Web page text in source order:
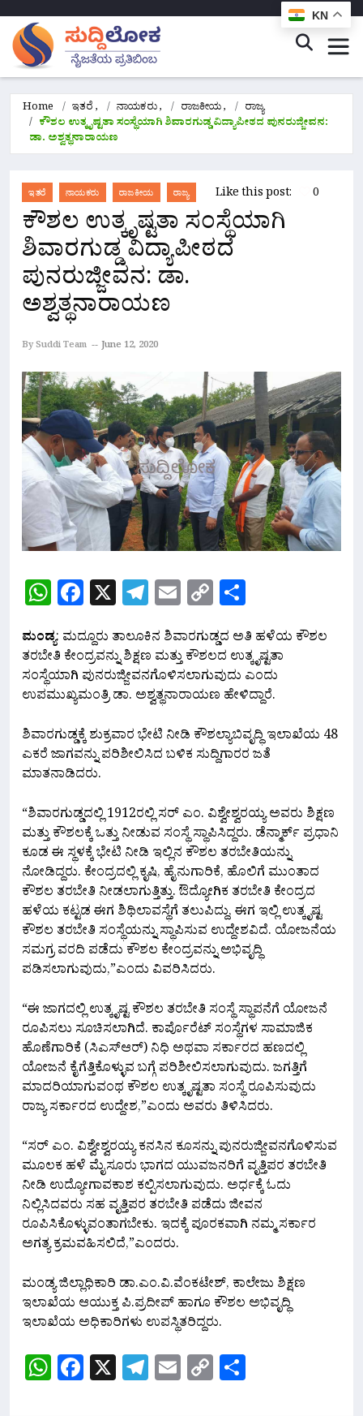
Home ಇತರೆ, ನಾಯಕರು, ರಾಜಕೀಯ,
ರಾಜ್ಯ
ಕೌಶಲ ಉತ್ಕೃಷ್ಟತಾ ಸಂಸ್ಥೆಯಾಗಿ ಶಿವಾರಗುಡ್ಡ ವಿದ್ಯಾಪೀಠದ ಪುನರುಜ್ಜೀವನ:
ಡಾ. ಅಶ್ವತ್ಥನಾರಾಯಣ
ಇತರೆ ನಾಯಕರು ರಾಜಕೀಯ ರಾಜ್ಯ Like this post: 0
ಕೌಶಲ ಉತ್ಕೃಷ್ಟತಾ ಸಂಸ್ಥೆಯಾಗಿ
ಶಿವಾರಗುಡ್ಡ ವಿದ್ಯಾಪೀಠದ
ಪುನರುಜ್ಜೀವನ: ಡಾ.
ಅಶ್ವತ್ಥನಾರಾಯಣ
By Suddi Team June 12, 2020
WhatsApp
Facebook
X Telegram
Email
Copy
Link
ಮಂಡ್ಯ: ಮದ್ದೂರು ತಾಲೂಕಿನ ಶಿವಾರಗುಡ್ಡದ ಅತಿ ಹಳೆಯ ಕೌಶಲ
ತರಬೇತಿ ಕೇಂದ್ರವನ್ನು ಶಿಕ್ಷಣ ಮತ್ತು ಕೌಶಲದ ಉತ್ಕೃಷ್ಟತಾ
ಸಂಸ್ಥೆಯಾಗಿ ಪುನರುಜ್ಜೀವನಗೊಳಿಸಲಾಗುವುದು ಎಂದು
ಉಪಮುಖ್ಯಮಂತ್ರಿ ಡಾ. ಅಶ್ವತ್ಥನಾರಾಯಣ ಹೇಳಿದ್ದಾರೆ.
ಶಿವಾರಗುಡ್ಡಕ್ಕೆ ಶುಕ್ರವಾರ ಭೇಟಿ‌ ನೀಡಿ ಕೌಶಲ್ಯಾಬಿವೃದ್ಧಿ ಇಲಾಖೆಯ 48
ಎಕರೆ ಜಾಗವನ್ನು ಪರಿಶೀಲಿಸಿದ ಬಳಿಕ ಸುದ್ದಿಗಾರರ ಜತೆ
ಮಾತನಾಡಿದರು.
“ಶಿವಾರಗುಡ್ಡದಲ್ಲಿ 1912ರಲ್ಲಿ ಸರ್ ಎಂ. ವಿಶ್ವೇಶ್ವರಯ್ಯ ಅವರು ಶಿಕ್ಷಣ
ಮತ್ತು ಕೌಶಲಕ್ಕೆ ಒತ್ತು ನೀಡುವ ಸಂಸ್ಥೆ ಸ್ಥಾಪಿಸಿದ್ದರು. ಡೆನ್ಮಾರ್ಕ್ ಪ್ರಧಾನಿ
ಕೂಡ ಈ ಸ್ಥಳಕ್ಕೆ ಭೇಟಿ ‌ನೀಡಿ ಇಲ್ಲಿನ ಕೌಶಲ ತರಬೇತಿಯನ್ನು
ನೋಡಿದ್ದರು. ಕೇಂದ್ರದಲ್ಲಿ ಕೃಷಿ, ಹೈನುಗಾರಿಕೆ, ಹೊಲಿಗೆ ಮುಂತಾದ
ಕೌಶಲ ತರಬೇತಿ ನೀಡಲಾಗುತ್ತಿತ್ತು. ಔದ್ಯೋಗಿಕ ತರಬೇತಿ ಕೇಂದ್ರದ
ಹಳೆಯ ಕಟ್ಟಡ ಈಗ ಶಿಥಿಲಾವಸ್ಥೆಗೆ ತಲುಪಿದ್ದು, ಈಗ ಇಲ್ಲಿ ಉತ್ಕೃಷ್ಟ
ಕೌಶಲ ತರಬೇತಿ ಸಂಸ್ಥೆಯನ್ನು ಸ್ಥಾಪಿಸುವ ಉದ್ದೇಶವಿದೆ. ಯೋಜನೆಯ
ಸಮಗ್ರ ವರದಿ ಪಡೆದು ಕೌಶಲ ಕೇಂದ್ರವನ್ನು ಅಭಿವೃದ್ಧಿ
ಪಡಿಸಲಾಗುವುದು,”ಎಂದು ವಿವರಿಸಿದರು.
“ಈ ಜಾಗದಲ್ಲಿ ಉತ್ಕೃಷ್ಟ ಕೌಶಲ ತರಬೇತಿ ಸಂಸ್ಥೆ ಸ್ಥಾಪನೆಗೆ ಯೋಜನೆ
ರೂಪಿಸಲು ಸೂಚಿಸಲಾಗಿದೆ. ಕಾರ್ಪೊರೆಟ್‌ ಸಂಸ್ಥೆಗಳ ಸಾಮಾಜಿಕ
ಹೊಣೆಗಾರಿಕೆ (ಸಿಎಸ್‌ಆರ್‌) ನಿಧಿ ಅಥವಾ ಸರ್ಕಾರದ ಹಣದಲ್ಲಿ
ಯೋಜನೆ ಕೈಗೆತ್ತಿಕೊಳ್ಳುವ ಬಗ್ಗೆ ಪರಿಶೀಲಿಸಲಾಗುವುದು. ಜಗತ್ತಿಗೆ
ಮಾದರಿಯಾಗುವಂಥ ಕೌಶಲ ಉತ್ಕೃಷ್ಟತಾ ಸಂಸ್ಥೆ ರೂಪಿಸುವುದು
ರಾಜ್ಯ ಸರ್ಕಾರದ ಉದ್ದೇಶ,”ಎಂದು ಅವರು ತಿಳಿಸಿದರು.
“ಸರ್ ಎಂ. ವಿಶ್ವೇಶ್ವರಯ್ಯ ಕನಸಿನ ಕೂಸನ್ನು ಪುನರುಜ್ಜೀವನಗೊಳಿಸುವ
ಮೂಲಕ ಹಳೆ ಮೈಸೂರು ಭಾಗದ ಯುವಜನರಿಗೆ ವೃತ್ತಿಪರ ತರಬೇತಿ
ನೀಡಿ ಉದ್ಯೋಗಾವಕಾಶ ಕಲ್ಪಿಸಲಾಗುವುದು. ಅರ್ಧಕ್ಕೆ ಓದು
ನಿಲ್ಲಿಸಿದವರು ಸಹ ವೃತ್ತಿಪರ ತರಬೇತಿ ಪಡೆದು ಜೀವನ
ರೂಪಿಸಿಕೊಳ್ಳುವಂತಾಗಬೇಕು. ಇದಕ್ಕೆ ಪೂರಕವಾಗಿ ನಮ್ಮ ಸರ್ಕಾರ
ಅಗತ್ಯ ಕ್ರಮವಹಿಸಲಿದೆ,”ಎಂದರು.
ಮಂಡ್ಯ ಜಿಲ್ಲಾಧಿಕಾರಿ ಡಾ.ಎಂ.ವಿ.ವೆಂಕಟೇಶ್‌, ಕಾಲೇಜು ಶಿಕ್ಷಣ
ಇಲಾಖೆಯ ಆಯುಕ್ತ ಪಿ.ಪ್ರದೀಪ್‌ ಹಾಗೂ ಕೌಶಲ ಅಭಿವೃದ್ಧಿ
ಇಲಾಖೆಯ ಅಧಿಕಾರಿಗಳು ಉಪಸ್ಥಿತರಿದ್ದರು.
WhatsApp
Facebook
X Telegram
Email
Copy
Link
KN